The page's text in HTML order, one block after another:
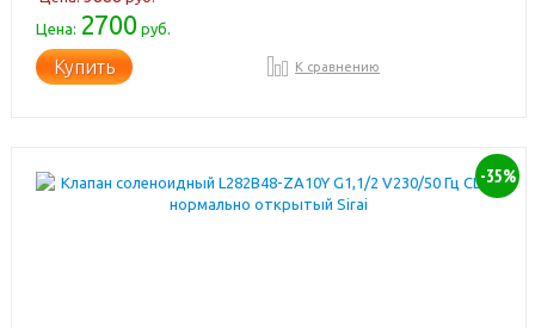
Цена: 2700руб.
Купить К сравнению
-35%